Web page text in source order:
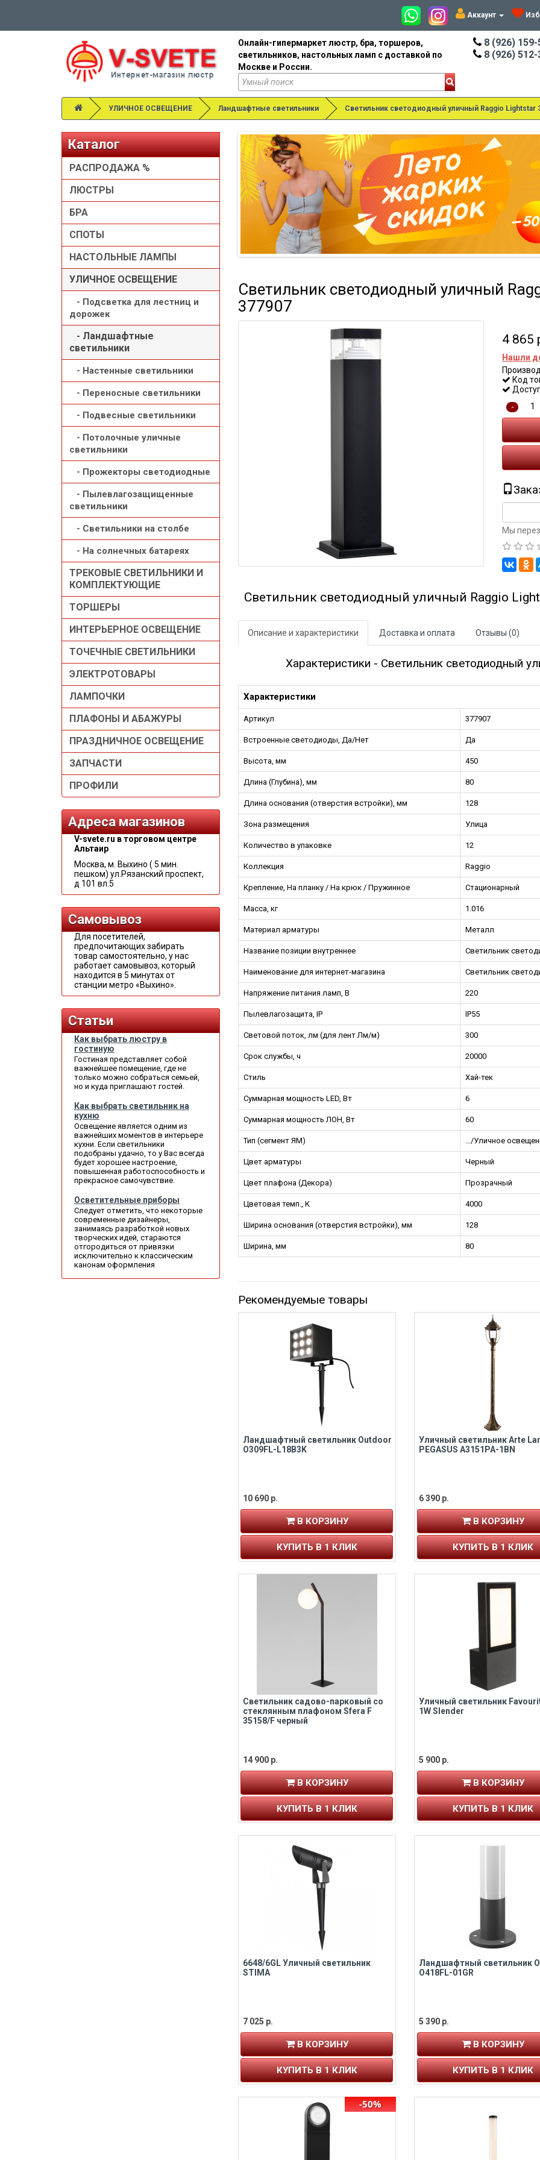
Аккаунт
Онлайн-гипермаркет люстр, бра, торшеров,
светильников, настольных ламп с доставкой по
Москве и России.
8 (926) 159-
8 (926) 512-
УЛИЧНОЕ ОСВЕЩЕНИЕ Ландшафтные светильники Светильник светодиодный уличный Raggio Lightstar
Каталог
РАСПРОДАЖА %
ЛЮСТРЫ
БРА
СПОТЫ
НАСТОЛЬНЫЕ ЛАМПЫ
УЛИЧНОЕ ОСВЕЩЕНИЕ
- Подсветка для лестниц и
дорожек
- Ландшафтные
светильники
- Настенные светильники
- Переносные светильники
- Подвесные светильники
- Потолочные уличные
светильники
- Прожекторы светодиодные
- Пылевлагозащищенные
светильники
- Светильники на столбе
- На солнечных батареях
ТРЕКОВЫЕ СВЕТИЛЬНИКИ И
КОМПЛЕКТУЮЩИЕ
ТОРШЕРЫ
ИНТЕРЬЕРНОЕ ОСВЕЩЕНИЕ
ТОЧЕЧНЫЕ СВЕТИЛЬНИКИ
ЭЛЕКТРОТОВАРЫ
ЛАМПОЧКИ
ПЛАФОНЫ И АБАЖУРЫ
ПРАЗДНИЧНОЕ ОСВЕЩЕНИЕ
ЗАПЧАСТИ
ПРОФИЛИ
Адреса магазинов
V-svete.ru в торговом центре
Альтаир
Москва, м. Выхино ( 5 мин.
пешком) ул.Рязанский проспект,
д 101 вл.5
Самовывоз
Для посетителей,
предпочитающих забирать
товар самостоятельно, у нас
работает самовывоз, который
находится в 5 минутах от
станции метро «Выхино».
Статьи
Как выбрать люстру в
гостиную
Гостиная представляет собой
важнейшее помещение, где не
только можно собраться семьей,
но и куда приглашают гостей.
Как выбрать светильник на
кухню
Освещение является одним из
важнейших моментов в интерьере
кухни. Если светильники
подобраны удачно, то у Вас всегда
будет хорошее настроение,
повышенная работоспособность и
прекрасное самочувствие.
Осветительные приборы
Следует отметить, что некоторые
современные дизайнеры,
занимаясь разработкой новых
творческих идей, стараются
отгородиться от привязки
исключительно к классическим
канонам оформления
Светильник светодиодный уличный
377907
4 865
Нашли
Код
-
Мы
Светильник светодиодный уличный Raggio
Описание и характеристики Доставка и оплата Отзывы (0)
Характеристики - Светильник светодиодный
Характеристики
Артикул 377907
Встроенные светодиоды, Да/Нет Да
Высота, мм 450
Длина (Глубина), мм 80
Длина основания (отверстия встройки), мм 128
Зона размещения Улица
Количество в упаковке 12
Коллекция Raggio
Крепление, На планку / На крюк / Пружинное Стационарный
Масса, кг 1.016
Материал арматуры Металл
Название позиции внутреннее Светильник
Наименование для интернет-магазина Светильник
Напряжение питания ламп, В 220
Пылевлагозащита, IP IP55
Световой поток, лм (для лент Лм/м) 300
Срок службы, ч 20000
Стиль Хай-тек
Суммарная мощность LED, Вт 6
Суммарная мощность ЛОН, Вт 60
Тип (сегмент ЯМ) …/Уличное
Цвет арматуры Черный
Цвет плафона (Декора) Прозрачный
Цветовая темп., К 4000
Ширина основания (отверстия встройки), мм 128
Ширина, мм 80
Рекомендуемые товары
Ландшафтный светильник Outdoor
O309FL-L18B3K
10 690 р.
В КОРЗИНУ
КУПИТЬ В 1 КЛИК
Уличный светильник Arte
PEGASUS A3151PA-1BN
6 390 р.
В КОРЗИНУ
КУПИТЬ В 1 КЛИК
Светильник садово-парковый со
стеклянным плафоном Sfera F
35158/F черный
14 900 р.
В КОРЗИНУ
КУПИТЬ В 1 КЛИК
Уличный светильник
1W Slender
5 900 р.
В КОРЗИНУ
КУПИТЬ В 1 КЛИК
6648/6GL Уличный светильник
STIMA
7 025 р.
В КОРЗИНУ
КУПИТЬ В 1 КЛИК
Ландшафтный светильник
O418FL-01GR
5 390 р.
В КОРЗИНУ
КУПИТЬ В 1 КЛИК
-50%